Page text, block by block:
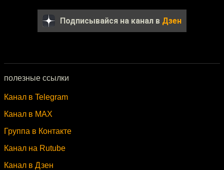
Подписывайся на канал в Дзен
полезные ссылки
Канал в Telegram
Канал в MAX
Группа в Контакте
Канал на Rutube
Канал в Дзен